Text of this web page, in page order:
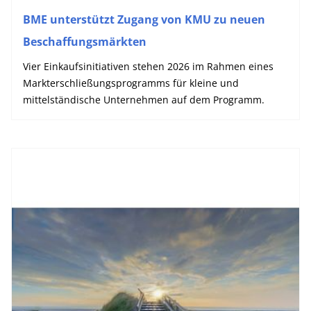
BME unterstützt Zugang von KMU zu neuen
Beschaffungsmärkten
Vier Einkaufsinitiativen stehen 2026 im Rahmen eines
Markterschließungsprogramms für kleine und
mittelständische Unternehmen auf dem Programm.